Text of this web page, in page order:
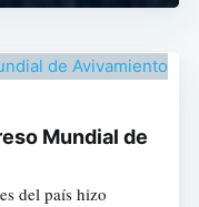
Mundial de
del país hizo